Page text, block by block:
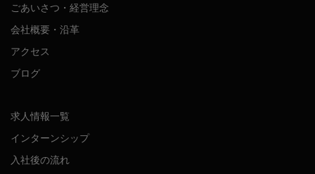
ごあいさつ・経営理念
会社概要・沿革
アクセス
ブログ
求人情報一覧
インターンシップ
入社後の流れ